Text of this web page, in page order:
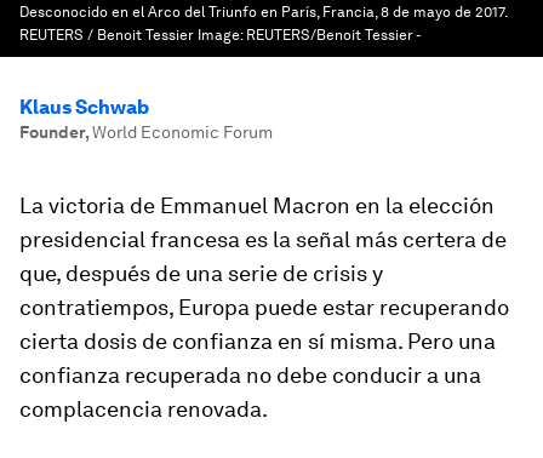
Desconocido en el Arco del Triunfo en París, Francia, 8 de mayo de 2017.
REUTERS / Benoit Tessier Image: REUTERS/Benoit Tessier -
Klaus Schwab
Founder,World Economic Forum
La victoria de Emmanuel Macron en la elección
presidencial francesa es la señal más certera de
que, después de una serie de crisis y
contratiempos, Europa puede estar recuperando
cierta dosis de confianza en sí misma. Pero una
confianza recuperada no debe conducir a una
complacencia renovada.